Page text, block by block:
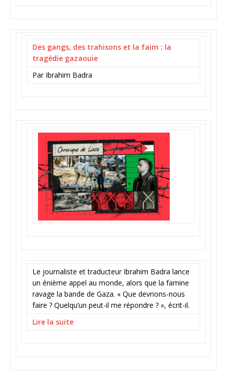
Des gangs, des trahisons et la faim : la
tragédie gazaouie
Par Ibrahim Badra
Le journaliste et traducteur Ibrahim Badra lance
un énième appel au monde, alors que la famine
ravage la bande de Gaza. « Que devrions-nous
faire ? Quelqu’un peut-il me répondre ? », écrit-il.
Lire la suite